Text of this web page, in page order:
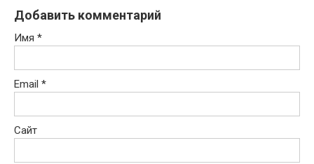
Добавить комментарий
Имя *
Email *
Сайт